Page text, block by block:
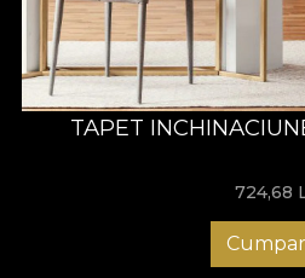
TAPET
724,68